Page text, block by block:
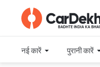
नई कारें पुरानी कारें